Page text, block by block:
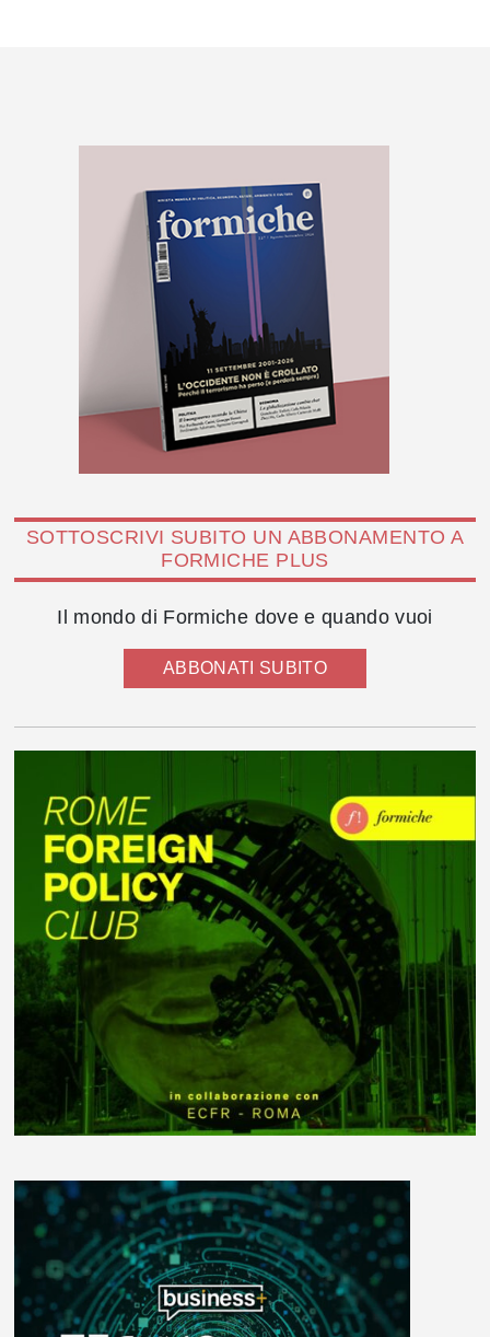
SOTTOSCRIVI SUBITO UN ABBONAMENTO A
FORMICHE PLUS
Il mondo di Formiche dove e quando vuoi
ABBONATI SUBITO